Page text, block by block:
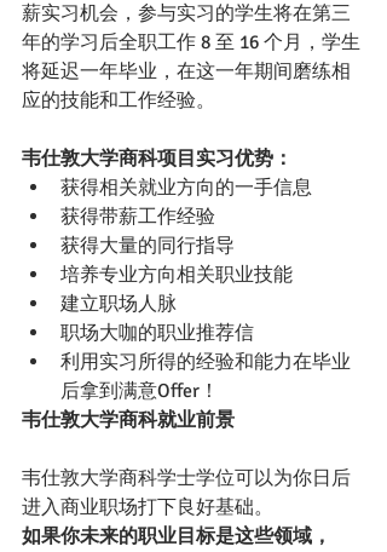
薪实习机会，参与实习的学生将在第三
年的学习后全职工作 8 至 16 个月，学生
将延迟一年毕业，在这一年期间磨练相
应的技能和工作经验。
韦仕敦大学商科项目实习优势：
获得相关就业方向的一手信息
获得带薪工作经验
获得大量的同行指导
培养专业方向相关职业技能
建立职场人脉
职场大咖的职业推荐信
利用实习所得的经验和能力在毕业
后拿到满意Offer！
韦仕敦大学商科就业前景
韦仕敦大学商科学士学位可以为你日后
进入商业职场打下良好基础。
如果你未来的职业目标是这些领域，